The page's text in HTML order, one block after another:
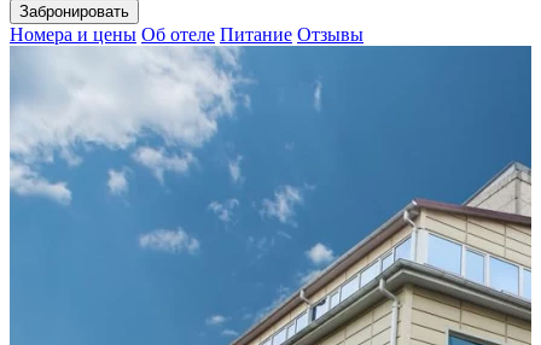
Забронировать
Номера и цены Об отеле Питание Отзывы